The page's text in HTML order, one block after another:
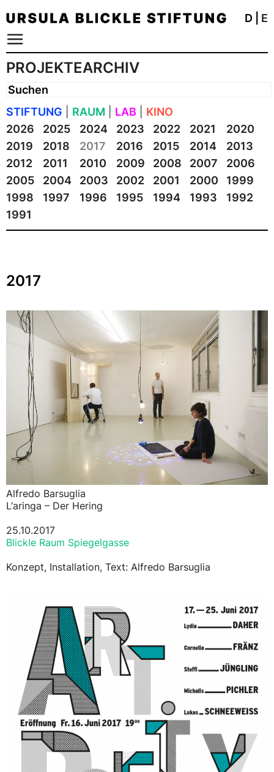
D E
PROJEKTEARCHIV
STIFTUNG RAUM LAB
KINO
2026
2025 2024 2023 2022 2021
2020
2019
2018 2017 2016 2015 2014
2013
2012
2011 2010 2009 2008 2007
2006
2005
2004 2003 2002 2001 2000
1999
1998
1997 1996 1995 1994 1993
1992
1991
2017
Alfredo Barsuglia
L‘aringa – Der Hering
25.10.2017
Blickle Raum Spiegelgasse
Konzept, Installation, Text: Alfredo Barsuglia